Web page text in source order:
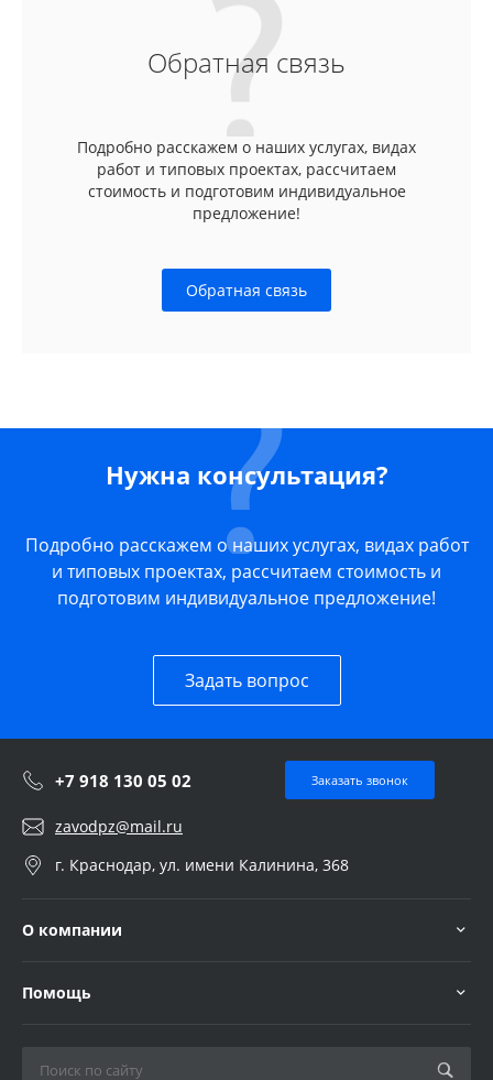
Обратная связь
Подробно расскажем о наших услугах, видах
работ и типовых проектах, рассчитаем
стоимость и подготовим индивидуальное
предложение!
Обратная связь
Нужна консультация?
Подробно расскажем о наших услугах, видах работ
и типовых проектах, рассчитаем стоимость и
подготовим индивидуальное предложение!
Задать вопрос
+7 918 130 05 02 Заказать звонок
zavodpz@mail.ru
г. Краснодар, ул. имени Калинина, 368
О компании
Помощь